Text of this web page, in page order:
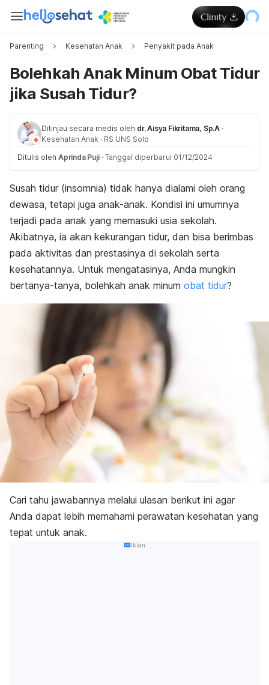
Parenting Kesehatan Anak Penyakit pada Anak
Bolehkah Anak Minum Obat Tidur
jika Susah Tidur?
Ditinjau secara medis oleh dr. Aisya Fikritama, Sp.A ·
Kesehatan Anak · RS UNS Solo
Ditulis oleh Aprinda Puji · Tanggal diperbarui 01/12/2024
Susah tidur (insomnia) tidak hanya dialami oleh orang
dewasa, tetapi juga anak-anak. Kondisi ini umumnya
terjadi pada anak yang memasuki usia sekolah.
Akibatnya, ia akan kekurangan tidur, dan bisa berimbas
pada aktivitas dan prestasinya di sekolah serta
kesehatannya. Untuk mengatasinya, Anda mungkin
bertanya-tanya, bolehkah anak minum obat tidur?
Cari tahu jawabannya melalui ulasan berikut ini agar
Anda dapat lebih memahami perawatan kesehatan yang
tepat untuk anak.
Iklan